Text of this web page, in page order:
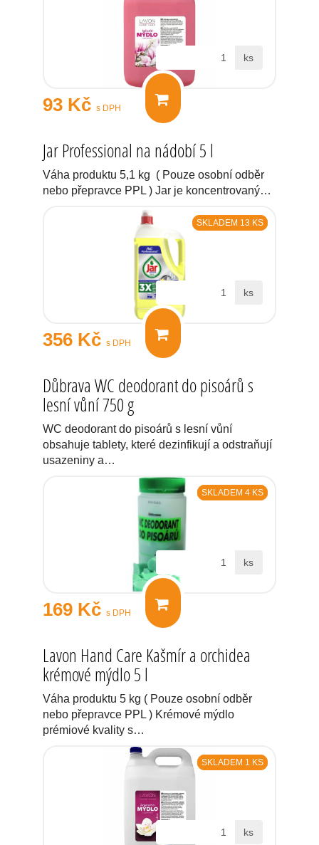
93 Kč s DPH
ks
Jar Professional na nádobí 5 l
Váha produktu 5,1 kg ( Pouze osobní odběr
nebo přepravce PPL ) Jar je koncentrovaný…
SKLADEM 13 KS
356 Kč s DPH
ks
Důbrava WC deodorant do pisoárů s
lesní vůní 750 g
WC deodorant do pisoárů s lesní vůní
obsahuje tablety, které dezinfikují a odstraňují
usazeniny a…
SKLADEM 4 KS
169 Kč s DPH
ks
Lavon Hand Care Kašmír a orchidea
krémové mýdlo 5 l
Váha produktu 5 kg ( Pouze osobní odběr
nebo přepravce PPL ) Krémové mýdlo
prémiové kvality s…
SKLADEM 1 KS
ks